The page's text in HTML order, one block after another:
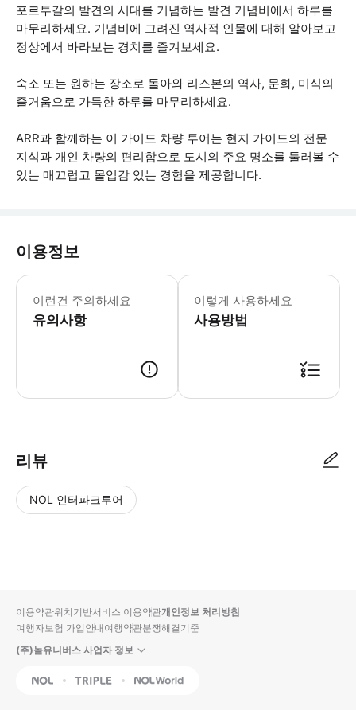
포르투갈의 발견의 시대를 기념하는 발견 기념비에서 하루를
마무리하세요. 기념비에 그려진 역사적 인물에 대해 알아보고
정상에서 바라보는 경치를 즐겨보세요.
숙소 또는 원하는 장소로 돌아와 리스본의 역사, 문화, 미식의
즐거움으로 가득한 하루를 마무리하세요.
ARR과 함께하는 이 가이드 차량 투어는 현지 가이드의 전문
지식과 개인 차량의 편리함으로 도시의 주요 명소를 둘러볼 수
있는 매끄럽고 몰입감 있는 경험을 제공합니다.
이용정보
이런건 주의하세요
유의사항
픽업 예정 시간 10분 전까지 호텔 로
이렇게 사용하세요
사용방법
리뷰
NOL 인터파크투어
입니
다.
순
상
이용약관위치기반서비스 이용약관개인정보 처리방침
여행자보험 가입안내여행약관분쟁해결기준
(주)놀유니버스 사업자 정보
NOL Triple Interpark Global